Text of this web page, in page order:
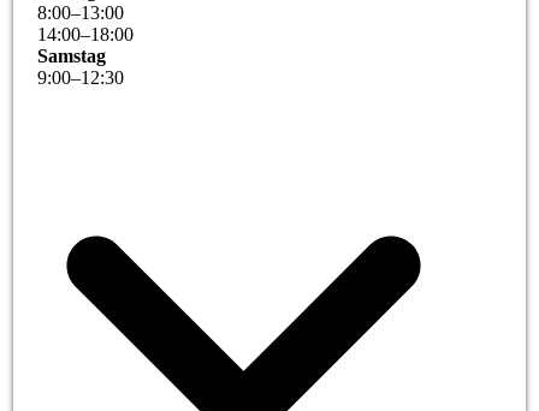
8:00–13:00
14:00–18:00
Samstag
9:00–12:30